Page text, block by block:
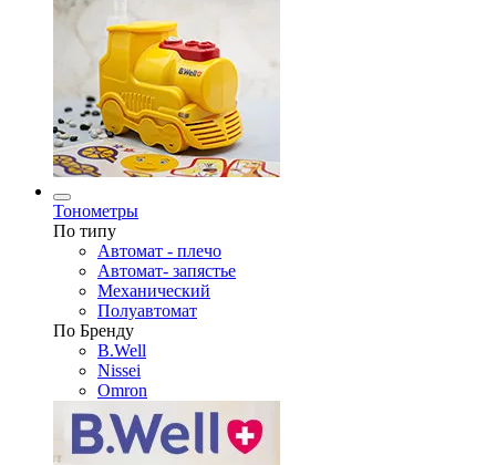
Тонометры
По типу
Автомат - плечо
Автомат- запястье
Механический
Полуавтомат
По Бренду
B.Well
Nissei
Omron